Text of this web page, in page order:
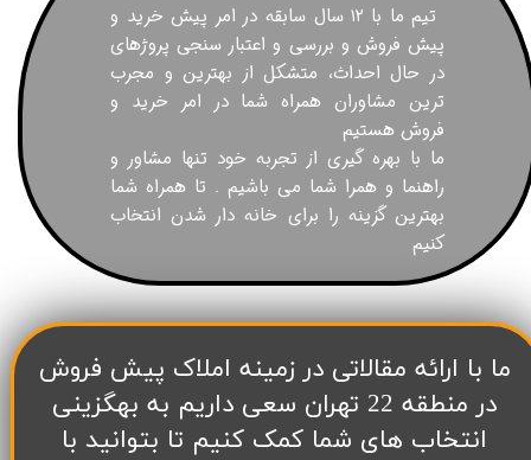
تیم ما با ۱۲ سال سابقه در امر پیش خرید و
پیش فروش و بررسی و اعتبار سنجی پروژهای
در حال احداث، متشکل از بهترین و مجرب
ترین مشاوران همراه شما در امر خرید و
فروش هستیم
ما با بهره گیری از تجربه خود تنها مشاور و
راهنما و همرا شما می باشیم . تا همراه شما
بهترین گزینه را برای خانه دار شدن انتخاب
کنیم
​ما با ارائه مقالاتی در زمینه املاک پیش فروش
در منطقه 22 تهران سعی داریم به بهگزینی
انتخاب های شما کمک کنیم تا بتوانید با